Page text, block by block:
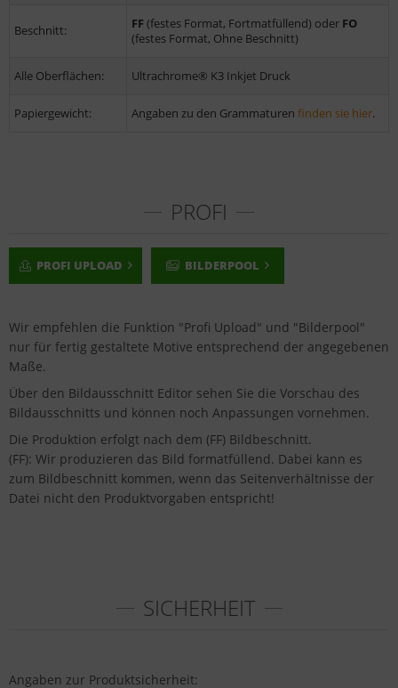
Beschnitt: FF(festes Format, Fortmatfüllend) oder FO
(festes Format, Ohne Beschnitt)
Alle Oberflächen: Ultrachrome® K3 Inkjet Druck
Papiergewicht: Angaben zu den Grammaturen finden sie hier.
PROFI
PROFI UPLOAD BILDERPOOL
Wir empfehlen die Funktion "Profi Upload" und "Bilderpool"
nur für fertig gestaltete Motive entsprechend der angegebenen
Maße.
Über den Bildausschnitt Editor sehen Sie die Vorschau des
Bildausschnitts und können noch Anpassungen vornehmen.
Die Produktion erfolgt nach dem (FF) Bildbeschnitt.
(FF): Wir produzieren das Bild formatfüllend. Dabei kann es
zum Bildbeschnitt kommen, wenn das Seitenverhältnisse der
Datei nicht den Produktvorgaben entspricht!
SICHERHEIT
Angaben zur Produktsicherheit: